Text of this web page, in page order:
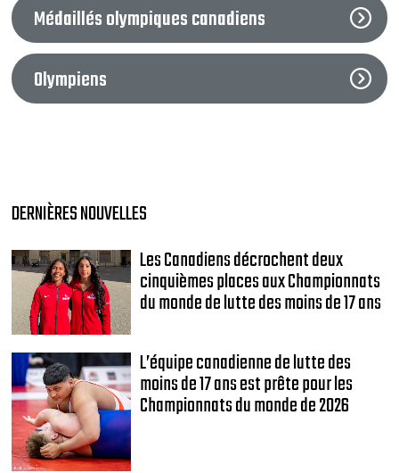
Médaillés olympiques canadiens
Olympiens
DERNIÈRES NOUVELLES
Les Canadiens décrochent deux
cinquièmes places aux Championnats
du monde de lutte des moins de 17 ans
L’équipe canadienne de lutte des
moins de 17 ans est prête pour les
Championnats du monde de 2026